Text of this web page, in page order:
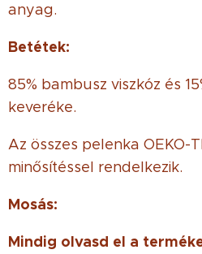
anyag.
Betétek:
85% bambusz viszkóz és
keveréke.
Az összes pelenka OEKO-
minősítéssel rendelkezik.
Mosás:
Mindig olvasd el a